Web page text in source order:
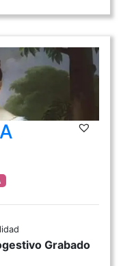
Grabado